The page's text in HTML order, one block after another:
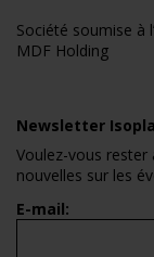
Société soumise à
MDF Holding
Newsletter
Voulez-vous
nouvelles sur les
E-mail: